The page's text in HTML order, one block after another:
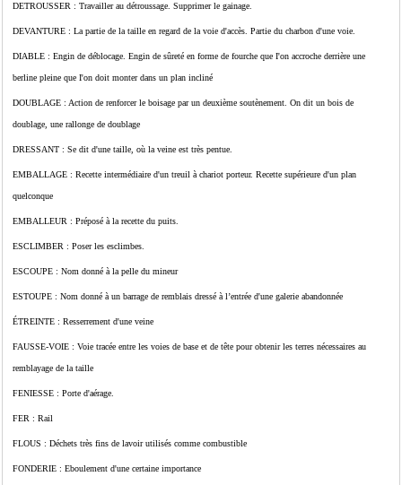
DETROUSSER : Travailler au détroussage. Supprimer le gainage.
DEVANTURE : La partie de la taille en regard de la voie d'accès. Partie du charbon d'une voie.
DIABLE : Engin de déblocage. Engin de sûreté en forme de fourche que I'on accroche derrière une
berline pleine que I'on doit monter dans un plan incliné
DOUBLAGE : Action de renforcer le boisage par un deuxième soutènement. On dit un bois de
doublage, une rallonge de doublage
DRESSANT : Se dit d'une taille, où la veine est très pentue.
EMBALLAGE : Recette intermédiaire d'un treuil à chariot porteur. Recette supérieure d'un plan
quelconque
EMBALLEUR : Préposé à la recette du puits.
ESCLIMBER : Poser les esclimbes.
ESCOUPE : Nom donné à la pelle du mineur
ESTOUPE : Nom donné à un barrage de remblais dressé à l’entrée d'une galerie abandonnée
ÉTREINTE : Resserrement d'une veine
FAUSSE-VOIE : Voie tracée entre les voies de base et de tête pour obtenir les terres nécessaires au
remblayage de la taille
FENIESSE : Porte d'aérage.
FER : Rail
FLOUS : Déchets très fins de lavoir utilisés comme combustible
FONDERIE : Eboulement d'une certaine importance